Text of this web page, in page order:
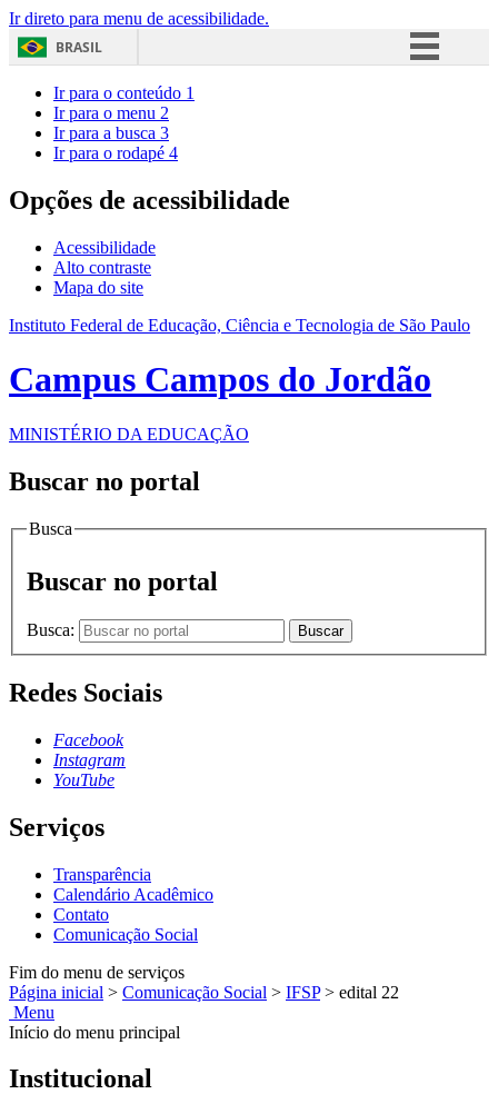
Ir direto para menu de acessibilidade.
BRASIL
Acesso à informação
Ir para o conteúdo 1
Ir para o menu 2
Ir para a busca 3
Ir para o rodapé 4
Opções de acessibilidade
Acessibilidade
Alto contraste
Mapa do site
Instituto Federal de Educação, Ciência e Tecnologia de São Paulo
Campus Campos do Jordão
MINISTÉRIO DA EDUCAÇÃO
Buscar no portal
Busca
Buscar no portal
Busca: Buscar
Redes Sociais
Facebook
Instagram
YouTube
Serviços
Transparência
Calendário Acadêmico
Contato
Comunicação Social
Fim do menu de serviços
Página inicial > Comunicação Social > IFSP > edital 22
Menu
Início do menu principal
Institucional